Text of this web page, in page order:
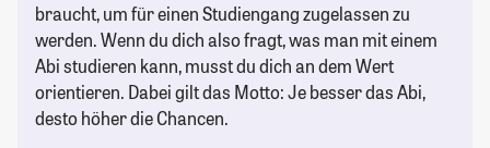
braucht, um für einen Studiengang zugelassen zu
werden. Wenn du dich also fragt, was man mit einem
Abi studieren kann, musst du dich an dem Wert
orientieren. Dabei gilt das Motto: Je besser das Abi,
desto höher die Chancen.